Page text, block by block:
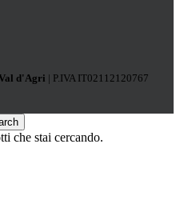
d'Agri | P.IVA IT02112120767
che stai cercando.